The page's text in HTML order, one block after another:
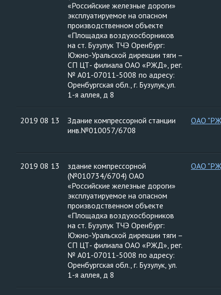
«Российские железные дороги»
эксплуатируемое на опасном
производственном объекте
«Площадка воздухосборников
на ст. Бузулук ТЧЭ Оренбург:
Южно-Уральской дирекции тяги –
СП ЦТ- филиала ОАО «РЖД», рег.
№ А01-07011-5008 по адресу:
Оренбургская обл., г. Бузулук,ул.
1-я аллея, д 8
2019 08 13
Здание компрессорной станции
инв.№010057/6708
ОАО
2019 08 13
здание компрессорной
(№010734/6704) ОАО
«Российские железные дороги»
эксплуатируемое на опасном
производственном объекте
«Площадка воздухосборников
на ст. Бузулук ТЧЭ Оренбург:
Южно-Уральской дирекции тяги –
СП ЦТ- филиала ОАО «РЖД», рег.
№ А01-07011-5008 по адресу:
Оренбургская обл., г. Бузулук, ул.
1-я аллея, д 8
ОАО